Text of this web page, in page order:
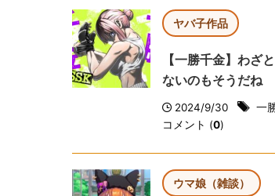
ヤバ子作品
【一勝千金】わざ
ないのもそうだね
2024/9/30
一
コメント (0)
ウマ娘（雑談）